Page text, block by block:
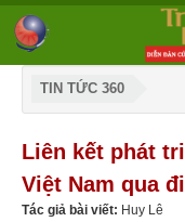
TIN TỨC 360
Liên kết phát
Việt Nam qua
Tác giả bài viết: Huy Lê